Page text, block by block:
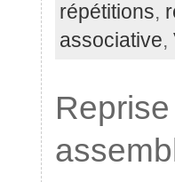
répétitions,
associative,